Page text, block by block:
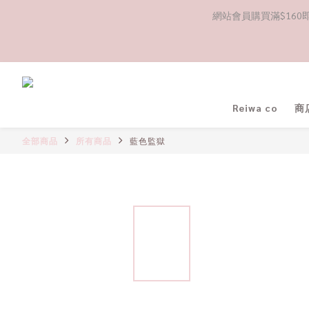
網站會員購買滿$160
Reiwa co 商
全部商品 所有商品 藍色監獄